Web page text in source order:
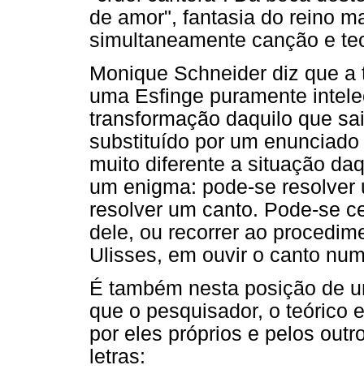
de amor", fantasia do reino
simultaneamente canção e
Monique Schneider diz que
uma Esfinge puramente
transformação daquilo que
substituído por um
muito diferente a situação
um enigma: pode-se
resolver um canto. Pode-se
dele, ou recorrer ao
Ulisses, em ouvir o canto
É também nesta posição de
que o pesquisador, o teórico
por eles próprios e pelos
letras: